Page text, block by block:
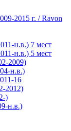
2015 г. / Ravon
н.в.) 7 мест
н.в.) 5 мест
2009)
н.в.)
16
2012)
)
н.в.)